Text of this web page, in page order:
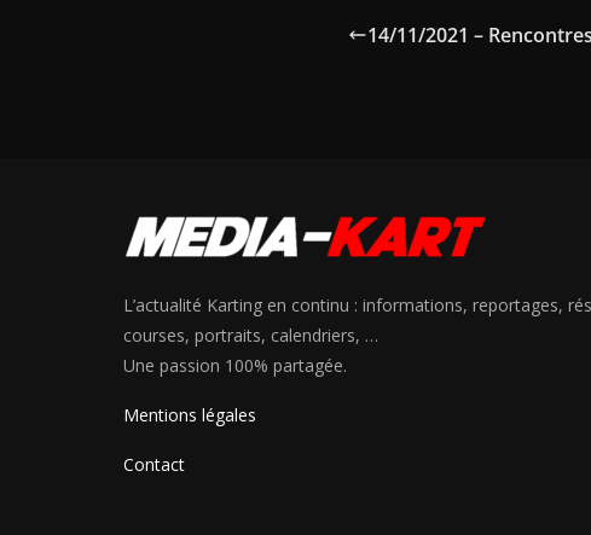
14/11/2021 –
L’actualité Karting en continu : informations, reportages,
courses, portraits, calendriers, …
Une passion 100% partagée.
Mentions légales
Contact